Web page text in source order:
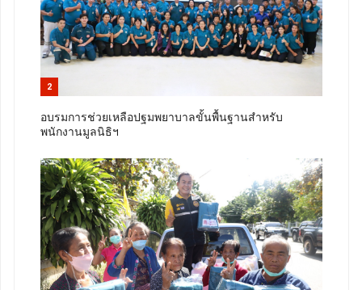
2
อบรมการช่วยเหลือปฐมพยาบาลขั้นพื้นฐานสำหรับ
พนักงานมูลนิธิฯ